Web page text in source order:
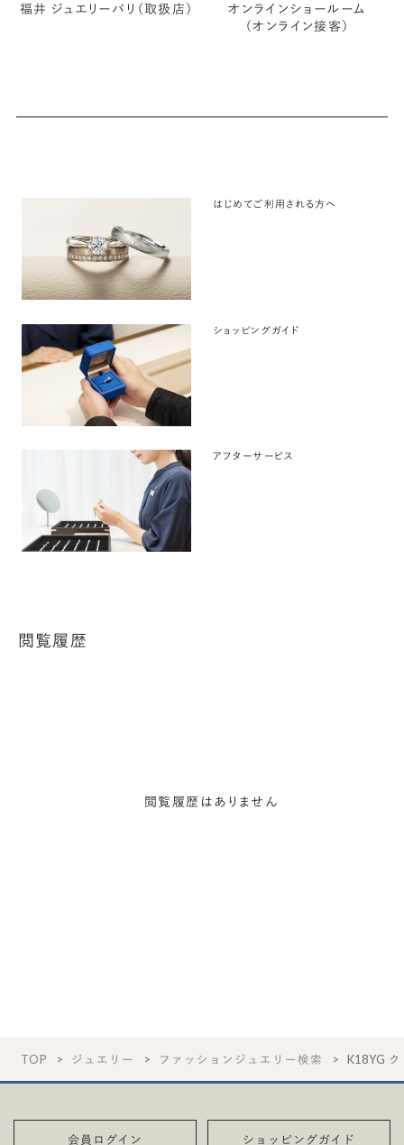
福井 ジュエリーパリ（取扱店）
オンラインショールーム
（オンライン接客）
はじめてご利用される方へ
ショッピングガイド
アフターサービス
閲覧履歴
閲覧履歴はありません
TOP ジュエリー ファッションジュエリー検索 K18YG
会員ログイン ショッピングガイド